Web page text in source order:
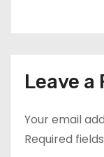
Leave a
Your email
Required